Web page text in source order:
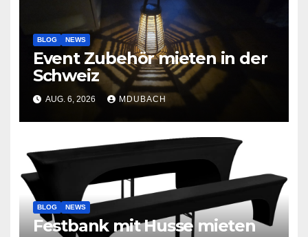
BLOG NEWS
Event Zubehör mieten in der
Schweiz
AUG. 6, 2026 MDUBACH
BLOG NEWS
Festbank mit Husse mieten